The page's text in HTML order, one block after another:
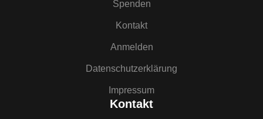
Spenden
Kontakt
Anmelden
Datenschutzerklärung
Impressum
Kontakt